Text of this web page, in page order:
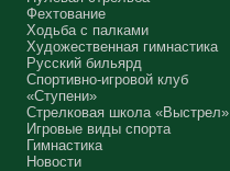
Фехтование
Ходьба с палками
Художественная гимнастика
Русский бильярд
Спортивно-игровой клуб
«Ступени»
Стрелковая школа «Выстрел»
Игровые виды спорта
Гимнастика
Новости